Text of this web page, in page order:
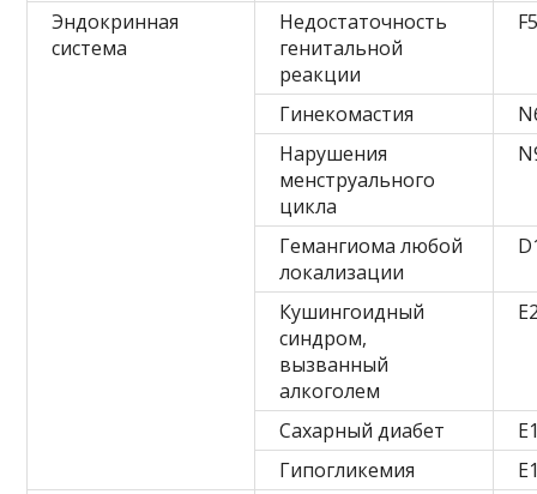
Эндокринная
система
Недостаточность
генитальной
реакции
Гинекомастия
Нарушения
менструального
цикла
Гемангиома любой
локализации
Кушингоидный
синдром,
вызванный
алкоголем
Сахарный диабет
Гипогликемия